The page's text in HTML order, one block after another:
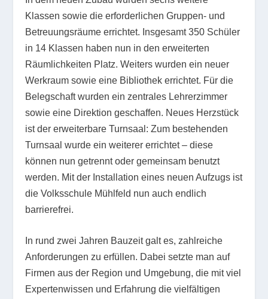
Klassen sowie die erforderlichen Gruppen- und
Betreuungsräume errichtet. Insgesamt 350 Schüler
in 14 Klassen haben nun in den erweiterten
Räumlichkeiten Platz. Weiters wurden ein neuer
Werkraum sowie eine Bibliothek errichtet. Für die
Belegschaft wurden ein zentrales Lehrerzimmer
sowie eine Direktion geschaffen. Neues Herzstück
ist der erweiterbare Turnsaal: Zum bestehenden
Turnsaal wurde ein weiterer errichtet – diese
können nun getrennt oder gemeinsam benutzt
werden. Mit der Installation eines neuen Aufzugs ist
die Volksschule Mühlfeld nun auch endlich
barrierefrei.
In rund zwei Jahren Bauzeit galt es, zahlreiche
Anforderungen zu erfüllen. Dabei setzte man auf
Firmen aus der Region und Umgebung, die mit viel
Expertenwissen und Erfahrung die vielfältigen